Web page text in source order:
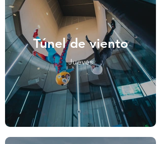
Túnel de viento
Jueves